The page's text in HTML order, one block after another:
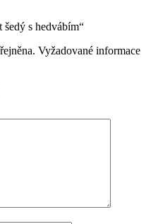
s hedvábím“
Vyžadované informace